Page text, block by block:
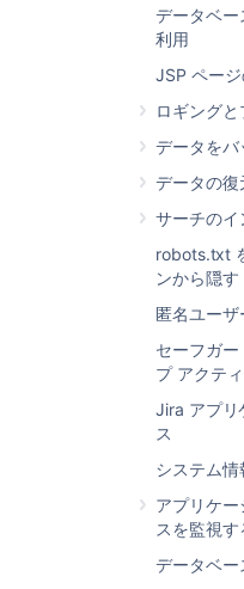
データベー
利用
JSP ペー
ロギング
データをバ
データの復
サーチのイ
robots.txt
ンから隠す
匿名ユー
セーフガ
プ アクテ
Jira アプリ
ス
システム情
アプリケ
スを監視す
データベー
このページは主に
している一つ以上
依頼した場合、サ
するアトラシアン
際に役立ちます。
次のすべての手
を
る必要があります。
上部のナビゲ
] > [システム
[システムと
ンテーション]
ゥルメンテー
す。